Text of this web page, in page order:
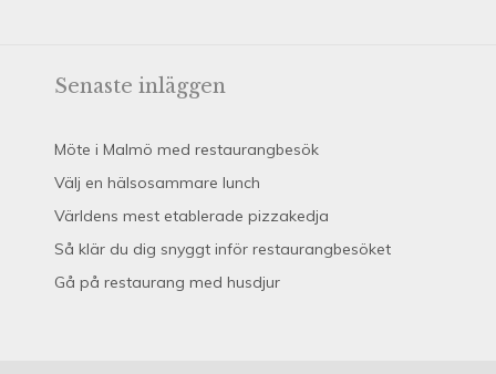
Senaste inläggen
Möte i Malmö med restaurangbesök
Välj en hälsosammare lunch
Världens mest etablerade pizzakedja
Så klär du dig snyggt inför restaurangbesöket
Gå på restaurang med husdjur